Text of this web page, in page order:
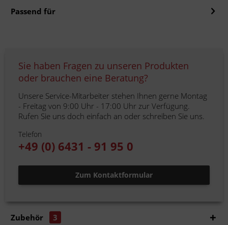
Passend für
Sie haben Fragen zu unseren Produkten
oder brauchen eine Beratung?
Unsere Service-Mitarbeiter stehen Ihnen gerne Montag
- Freitag von 9:00 Uhr - 17:00 Uhr zur Verfügung.
Rufen Sie uns doch einfach an oder schreiben Sie uns.
Telefon
+49 (0) 6431 - 91 95 0
Zum Kontaktformular
Zubehör 3